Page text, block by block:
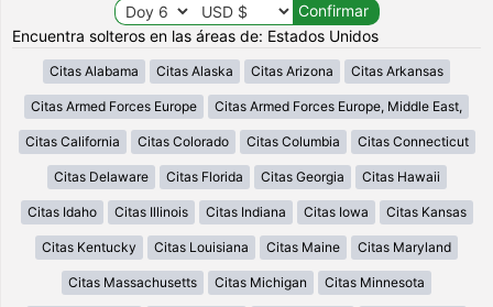
Encuentra solteros en las áreas de: Estados Unidos
Citas Alabama Citas Alaska Citas Arizona Citas Arkansas
Citas Armed Forces Europe Citas Armed Forces Europe, Middle East,
Citas California Citas Colorado Citas Columbia Citas Connecticut
Citas Delaware Citas Florida Citas Georgia Citas Hawaii
Citas Idaho Citas Illinois Citas Indiana Citas Iowa Citas Kansas
Citas Kentucky Citas Louisiana Citas Maine Citas Maryland
Citas Massachusetts Citas Michigan Citas Minnesota